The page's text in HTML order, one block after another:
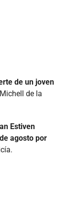
de un joven
de la
Estiven
agosto por